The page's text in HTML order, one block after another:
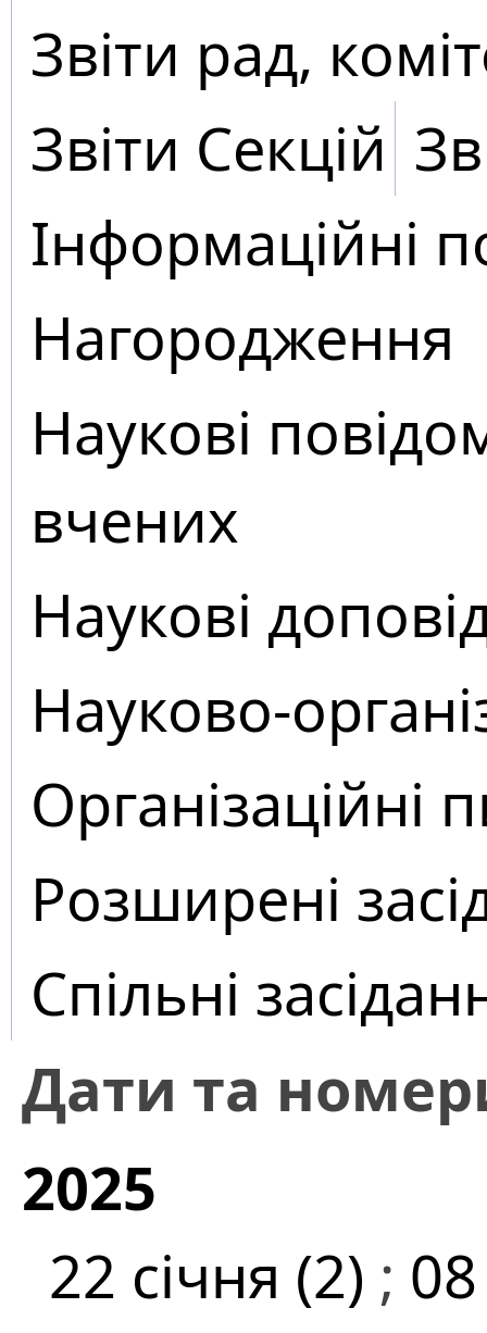
Звіти рад,
Звіти Секцій
Інформаційні
Нагородження
Наукові
вчених
Наукові
Науково-
Організаційні
Розширені
Спільні
Дати та
2025
22 січня (2) ;